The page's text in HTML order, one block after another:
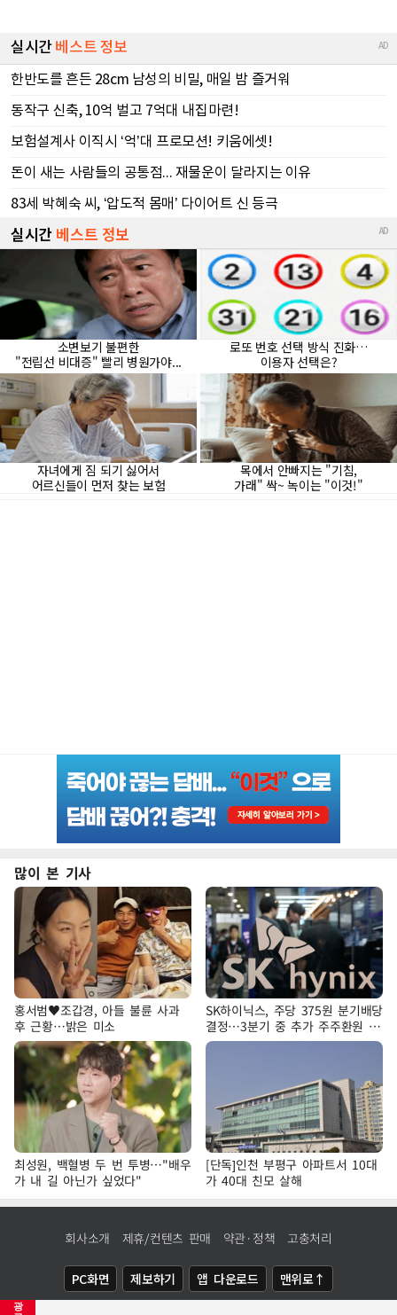
광
많이 본 기사
홍서범♥조갑경, 아들 불륜 사과
후 근황…밝은 미소
SK하이닉스, 주당 375원 분기배당
결정…3분기 중 추가 주주환원 발
표
최성원, 백혈병 두 번 투병…"배우
가 내 길 아닌가 싶었다"
[단독]인천 부평구 아파트서 10대
가 40대 친모 살해
회사소개 제휴/컨텐츠 판매 약관·정책 고충처리
PC화면 제보하기 앱 다운로드 맨위로↑